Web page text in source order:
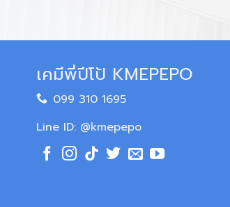
เคมีพี่ปีโป้ KMEPEPO
099 310 1695
Line ID: @kmepepo